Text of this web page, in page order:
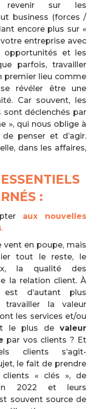
sur les
business (forces /
encore plus sur «
votre entreprise avec
opportunités et les
parfois, travailler
premier lieu comme
révéler être une
Car souvent, les
sont déclenchés par
», qui nous oblige à
penser et d’agir.
dans les affaires,
:
aux nouvelles
.
vent en poupe, mais
tout le reste, le
la qualité des
la relation client. À
est d’autant plus
la valeur
les services et/ou
le plus de valeur
par vos clients ? Et
clients s’agit-
le fait de prendre
« clés », de
2022 et leurs
souvent source de